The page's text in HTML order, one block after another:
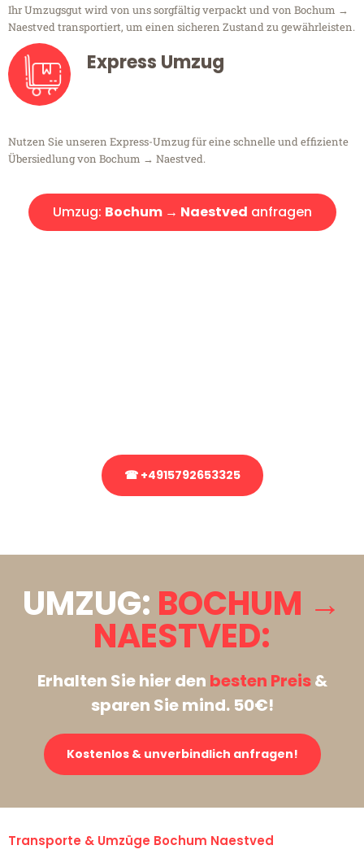
Ihr Umzugsgut wird von uns sorgfältig verpackt und von Bochum →
Naestved transportiert, um einen sicheren Zustand zu gewährleisten.
Express Umzug
Nutzen Sie unseren Express-Umzug für eine schnelle und effiziente
Übersiedlung von Bochum → Naestved.
Umzug: Bochum → Naestved anfragen
☎ +4915792653325
UMZUG: BOCHUM →
NAESTVED:
Erhalten Sie hier den besten Preis&
sparen Sie mind. 50€!
Kostenlos & unverbindlich anfragen!
Transporte & Umzüge Bochum Naestved